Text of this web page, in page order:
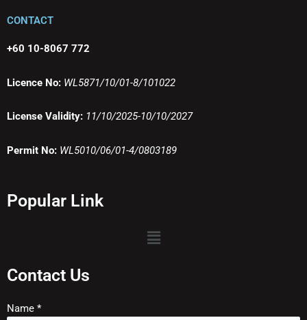
CONTACT
+60 10-8067 772
Licence No: WL5871/10/01-8/101022
License Validity: 11/10/2025-10/10/2027
Permit No: WL5010/06/01-4/0803189
Popular Link
Menu
Contact Us
Name *